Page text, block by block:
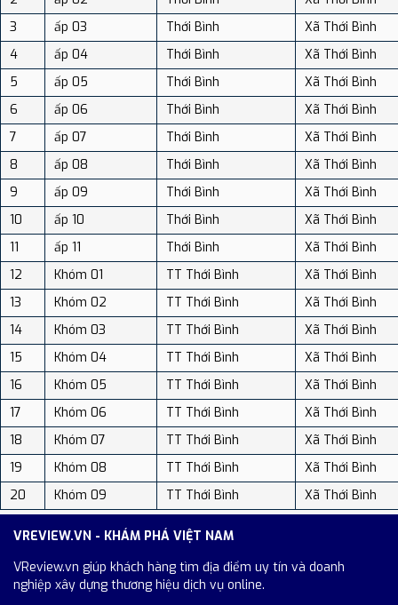
3
ấp 03 Thới Bình
Xã Thới Bình
4
ấp 04 Thới Bình
Xã Thới Bình
5
ấp 05 Thới Bình
Xã Thới Bình
6
ấp 06 Thới Bình
Xã Thới Bình
7
ấp 07 Thới Bình
Xã Thới Bình
8
ấp 08 Thới Bình
Xã Thới Bình
9
ấp 09 Thới Bình
Xã Thới Bình
10
ấp 10 Thới Bình
Xã Thới Bình
11
ấp 11 Thới Bình
Xã Thới Bình
12
Khóm 01 TT Thới Bình
Xã Thới Bình
13
Khóm 02 TT Thới Bình
Xã Thới Bình
14
Khóm 03 TT Thới Bình
Xã Thới Bình
15
Khóm 04 TT Thới Bình
Xã Thới Bình
16
Khóm 05 TT Thới Bình
Xã Thới Bình
17
Khóm 06 TT Thới Bình
Xã Thới Bình
18
Khóm 07 TT Thới Bình
Xã Thới Bình
19
Khóm 08 TT Thới Bình
Xã Thới Bình
20
Khóm 09 TT Thới Bình Xã Thới Bình
VREVIEW.VN - KHÁM PHÁ VIỆT NAM
VReview.vn giúp khách hàng tìm địa điểm uy tín và doanh
nghiệp xây dựng thương hiệu dịch vụ online.